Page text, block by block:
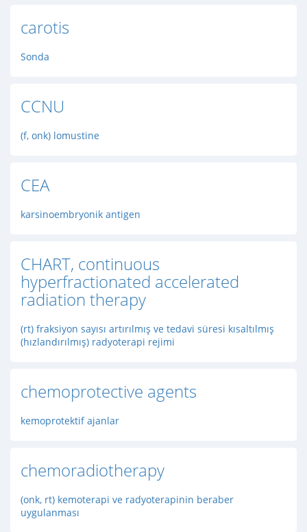
carotis
Sonda
CCNU
(f, onk) lomustine
CEA
karsinoembryonik antigen
CHART, continuous
hyperfractionated accelerated
radiation therapy
(rt) fraksiyon sayısı artırılmış ve tedavi süresi kısaltılmış
(hızlandırılmış) radyoterapi rejimi
chemoprotective agents
kemoprotektif ajanlar
chemoradiotherapy
(onk, rt) kemoterapi ve radyoterapinin beraber
uygulanması